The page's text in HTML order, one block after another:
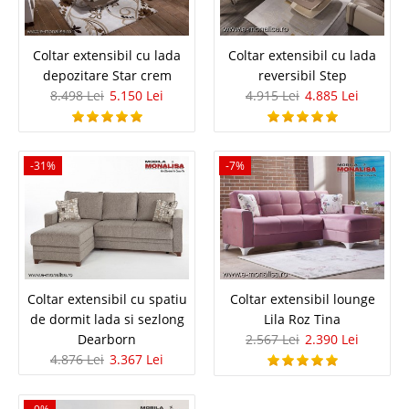
In Stoc
Vezi Detalii
Adauga la Favorite
Coltar extensibil gri pentru Living
modern Still V Reversibil
Coltare extensibile Gri cu perne incluse in pret pentru living modern ⭐ Still
V oferta de preturi Un coltar modern pentru zona de living trebuie sa
aduca o contributie majora amenajarii generale a camerei de oaspeti cat
si un plus de functionalitate. Still V este un c..
Coltar extensibil cu lada
depozitare Star crem
8.498 Lei 5.150 Lei
Coltar extensibil cu lada
reversibil Step
4.915 Lei 4.885 Lei
-31%
Coltar extensibil cu spatiu
de dormit lada si sezlong
Dearborn
4.876 Lei 3.367 Lei
-7%
Coltar extensibil lounge
Lila Roz Tina
2.567 Lei 2.390 Lei